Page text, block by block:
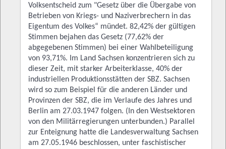
Volksentscheid zum "Gesetz über die Übergabe von
Betrieben von Kriegs- und Naziverbrechern in das
Eigentum des Volkes“ mündet. 82,42% der gültigen
Stimmen bejahen das Gesetz (77,62% der
abgegebenen Stimmen) bei einer Wahlbeteiligung
von 93,71%. Im Land Sachsen konzentrieren sich zu
dieser Zeit, mit starker Arbeiterklasse, 40% der
industriellen Produktionsstätten der SBZ. Sachsen
wird so zum Beispiel für die anderen Länder und
Provinzen der SBZ, die im Verlaufe des Jahres und
Berlin am 27.03.1947 folgen. (In den Westsektoren
von den Militärregierungen unterbunden.) Parallel
zur Enteignung hatte die Landesverwaltung Sachsen
am 27.05.1946 beschlossen, unter faschistischer